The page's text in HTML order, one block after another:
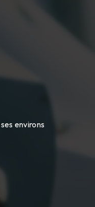
environs